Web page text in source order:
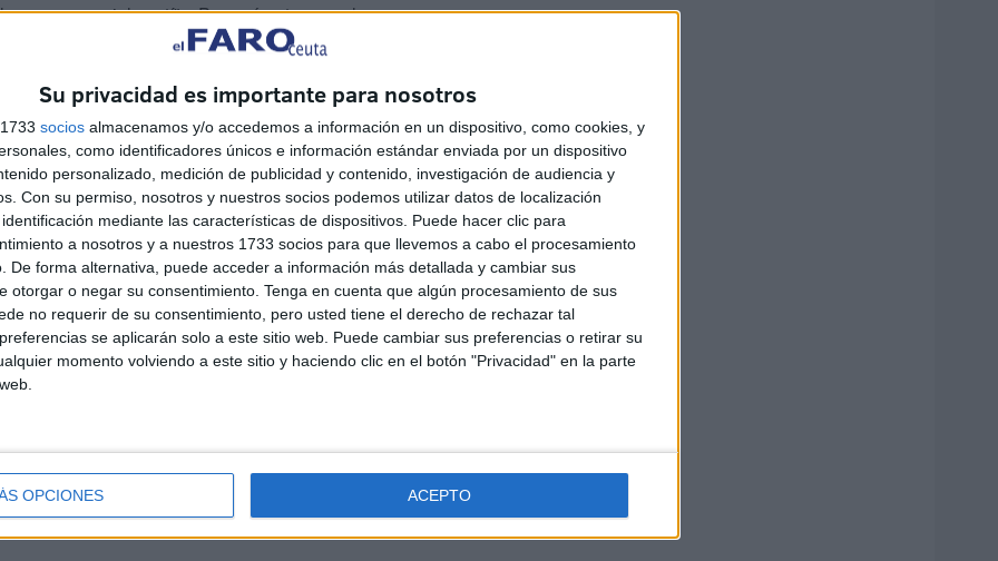
Su privacidad es importante para nosotros
socios almacenamos y/o accedemos a información en un dispositivo, como cookies, y
como identificadores únicos e información estándar enviada por un dispositivo
personalizado, medición de publicidad y contenido, investigación de audiencia y
Con su permiso, nosotros y nuestros socios podemos utilizar datos de localización
mediante las características de dispositivos. Puede hacer clic para
a nosotros y a nuestros 1733 socios para que llevemos a cabo el procesamiento
De forma alternativa, puede acceder a información más detallada y cambiar sus
otorgar o negar su consentimiento. Tenga en cuenta que algún procesamiento de sus
no requerir de su consentimiento, pero usted tiene el derecho de rechazar tal
se aplicarán solo a este sitio web. Puede cambiar sus preferencias o retirar su
momento volviendo a este sitio y haciendo clic en el botón "Privacidad" en la parte
OPCIONES ACEPTO
empresarial ceutí”. ¿Por qué entonces el
“Entiendo que se ha llegado al acuerdo que ya
en los plazos y también ha concurrido la
Ante las dudas de qué es lo que iba a pasar,
el paso de salir a luz pública a reivindicar algo
pero de lo que no teníamos documento que asegurara
el brazo.
por acuerdo